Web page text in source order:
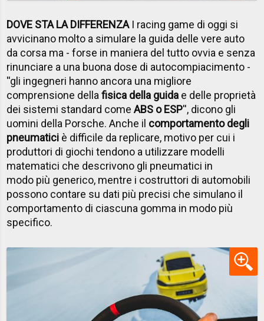
DOVE STA LA DIFFERENZAI racing game di oggi si
avvicinano molto a simulare la guida delle vere auto
da corsa ma - forse in maniera del tutto ovvia e senza
rinunciare a una buona dose di autocompiacimento -
''gli ingegneri hanno ancora una migliore
comprensione dellafisica della guida e delle proprietà
dei sistemi standard comeABS o ESP'', dicono gli
uomini della Porsche. Anche il comportamento degli
pneumatici è difficile da replicare, motivo per cui i
produttori di giochi tendono a utilizzare modelli
matematici che descrivono gli pneumatici in
modo più generico, mentre i costruttori di automobili
possono contare su dati più precisi che simulano il
comportamento di ciascuna gomma in modo più
specifico.